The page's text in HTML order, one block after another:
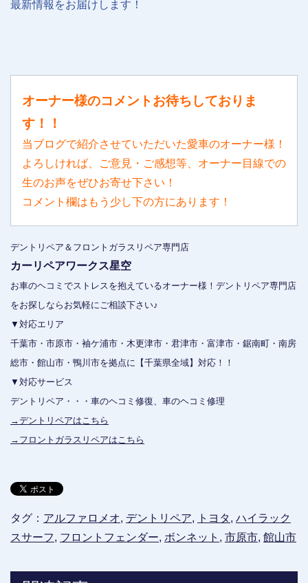
最新情報をお届けします！
オーナー様のコメントお待ちしておりま
す！！
当ブログで紹介させていただいた愛車のオーナー様！
よろしければ、ご意見・ご感想等、オーナー目線での
生のお声をぜひお寄せ下さい！
コメント欄はもう少し下の方にあります！
デントリペア＆フロントガラスリペア専門店
カーリペアワークス星空
お車のヘコミでストレスを抱えているオーナー様！デントリペア専門店
をお探しならお気軽にご相談下さい♪
▼対応エリア
千葉市・市原市・袖ケ浦市・木更津市・君津市・富津市・鋸南町・南房
総市・館山市・鴨川市を拠点に【千葉県全域】対応！！
▼対応サービス
デントリペア・・・車のヘコミ修復、車のヘコミ修理
→デントリペアはこちら
→フロントガラスリペアはこちら
タグ： アルファロメオ, デントリペア, トヨタ, ハイラック
スサーフ, フロントフェンダー, ボンネット , 市原市, 館山市